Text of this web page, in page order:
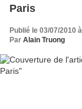
Paris
Publié le 03/07/2010
Par Alain Truong